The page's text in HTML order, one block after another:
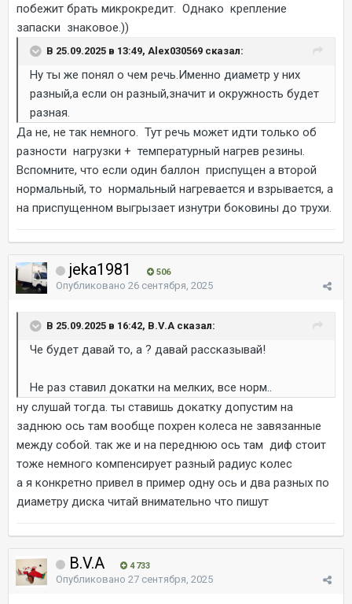
побежит брать микрокредит. Однако крепление
запаски знаковое.))
В 25.09.2025 в 13:49, Alex030569 сказал:
Ну ты же понял о чем речь.Именно диаметр у них
разный,а если он разный,значит и окружность будет
разная.
Да не, не так немного. Тут речь может идти только об
разности нагрузки + температурный нагрев резины.
Вспомните, что если один баллон приспущен а второй
нормальный, то нормальный нагревается и взрывается, а
на приспущенном выгрызает изнутри боковины до трухи.
jeka1981 506
Опубликовано 26 сентября, 2025
В 25.09.2025 в 16:42, B.V.A сказал:
Че будет давай то, а ? давай рассказывай!
Не раз ставил докатки на мелких, все норм..
ну слушай тогда. ты ставишь докатку допустим на
заднюю ось там вообще похрен колеса не завязанные
между собой. так же и на переднюю ось там диф стоит
тоже немного компенсирует разный радиус колес
а я конкретно привел в пример одну ось и два разных по
диаметру диска читай внимательно что пишут
B.V.A 4 733
Опубликовано 27 сентября, 2025